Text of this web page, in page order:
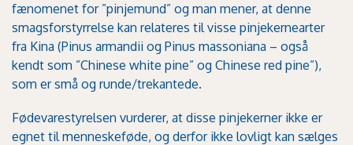
fænomenet for ”pinjemund” og man mener, at denne
smagsforstyrrelse kan relateres til visse pinjekernearter
fra Kina (Pinus armandii og Pinus massoniana – også
kendt som ”Chinese white pine” og Chinese red pine”),
som er små og runde/trekantede.
Fødevarestyrelsen vurderer, at disse pinjekerner ikke er
egnet til menneskeføde, og derfor ikke lovligt kan sælges